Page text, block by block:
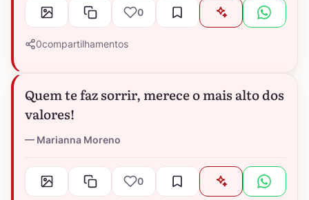
0
0compartilhamentos
Quem te faz sorrir, merece o mais alto dos
valores!
Marianna Moreno
0